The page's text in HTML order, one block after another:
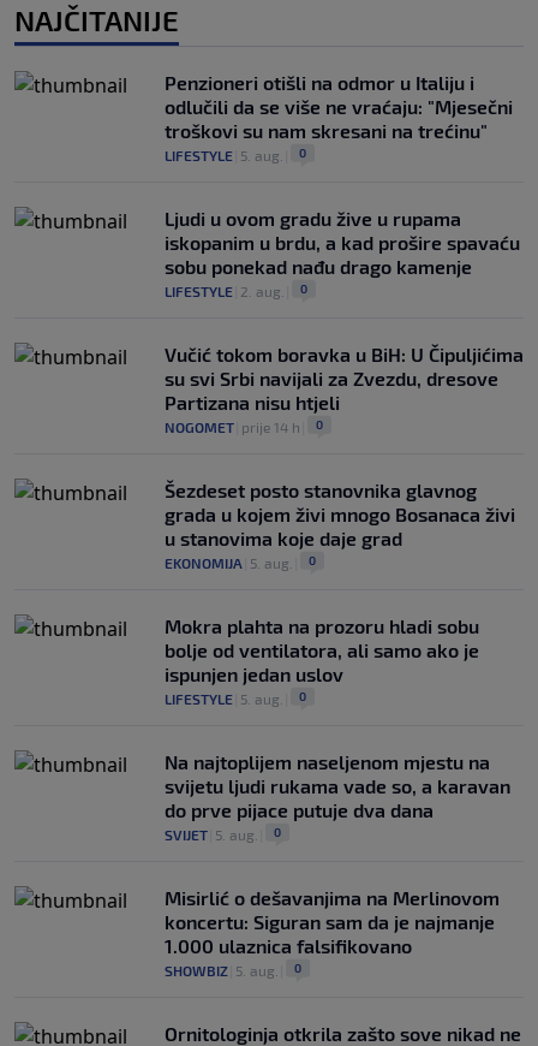
NAJČITANIJE
Penzioneri otišli na odmor u Italiju i
odlučili da se više ne vraćaju: "Mjesečni
troškovi su nam skresani na trećinu"
LIFESTYLE 5. aug. 0
Ljudi u ovom gradu žive u rupama
iskopanim u brdu, a kad prošire spavaću
sobu ponekad nađu drago kamenje
LIFESTYLE 2. aug. 0
Vučić tokom boravka u BiH: U Čipuljićima
su svi Srbi navijali za Zvezdu, dresove
Partizana nisu htjeli
NOGOMET prije 14 h 0
Šezdeset posto stanovnika glavnog
grada u kojem živi mnogo Bosanaca živi
u stanovima koje daje grad
EKONOMIJA 5. aug. 0
Mokra plahta na prozoru hladi sobu
bolje od ventilatora, ali samo ako je
ispunjen jedan uslov
LIFESTYLE 5. aug. 0
Na najtoplijem naseljenom mjestu na
svijetu ljudi rukama vade so, a karavan
do prve pijace putuje dva dana
SVIJET 5. aug. 0
Misirlić o dešavanjima na Merlinovom
koncertu: Siguran sam da je najmanje
1.000 ulaznica falsifikovano
SHOWBIZ 5. aug. 0
Ornitologinja otkrila zašto sove nikad ne